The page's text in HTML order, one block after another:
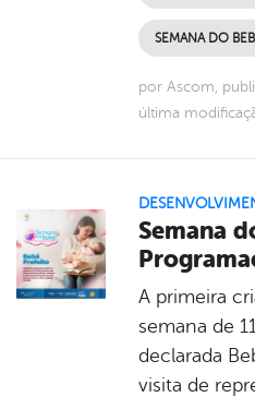
SEMANA DO
por Ascom,
última
Semana
A primeira
semana de
declarada
visita de